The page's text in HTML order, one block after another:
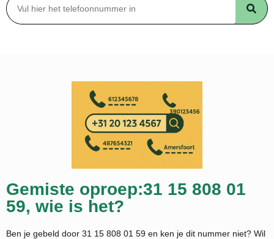
Gemiste oproep:31 15 808 01
59, wie is het?
Ben je gebeld door 31 15 808 01 59 en ken je dit nummer niet? Wil